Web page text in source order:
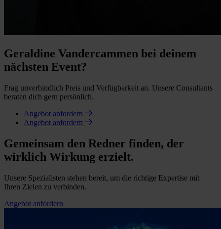
Geraldine Vandercammen bei deinem
nächsten Event?
Frag unverbindlich Preis und Verfügbarkeit an. Unsere Consultants
beraten dich gern persönlich.
Angebot anfordern
Angebot anfordern
Gemeinsam den Redner finden, der
wirklich Wirkung erzielt.
Unsere Spezialisten stehen bereit, um die richtige Expertise mit
Ihren Zielen zu verbinden.
Angebot anfordern